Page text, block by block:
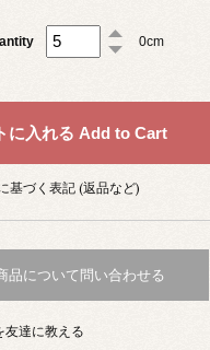
0cm
基づく表記 (返品など)
品について問い合わせる
友達に教える